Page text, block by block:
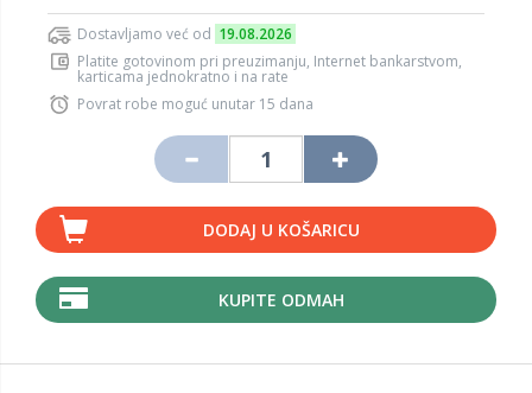
Dostavljamo već od 19.08.2026
Platite gotovinom pri preuzimanju, Internet bankarstvom,
karticama jednokratno i na rate
Povrat robe moguć unutar 15 dana
DODAJ U KOŠARICU
KUPITE ODMAH